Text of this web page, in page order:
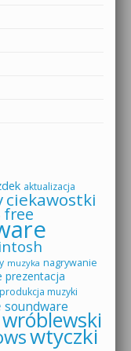
aktualizacja
ciekawostki
free
muzyka nagrywanie
prezentacja
produkcja muzyki
soundware
wtyczki